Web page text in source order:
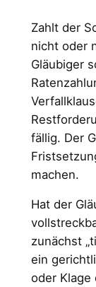
Zahlt der
nicht oder
Gläubiger
fällig. Der
machen.
Hat der
zunächst
ein
oder Klage